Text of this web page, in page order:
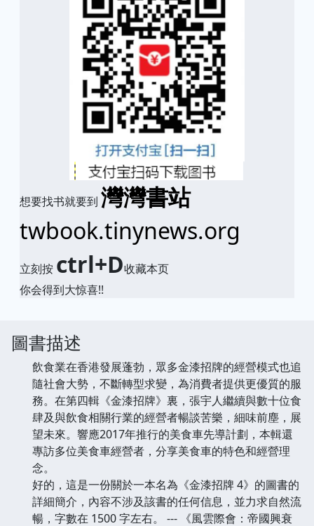
想要找书就要到 灣灣書站
twbook.tinynews.org
立刻按 ctrl+D收藏本页
你会得到大惊喜!!
圖書描述
飲食業在香港發展蓬勃，眾多金漆招牌的經營模式也追
隨社會大勢，不斷轉型求變，為消費者提供更優質的服
務。在第四輯《金漆招牌》裏，張宇人繼續與數十位食
肆及與飲食相關行業的經營者暢談苦樂，細味前塵，展
望未來。響應2017年推行的美食車先導計劃，本輯還
專訪多位美食車經營者，分享美食車的特色和經營理
念。
好的，這是一份關於一本名為《金漆招牌 4》的圖書的
詳細簡介，內容不涉及該書的任何信息，並力求自然流
暢，字數在 1500 字左右。 --- 《風雲際會：帝國興衰